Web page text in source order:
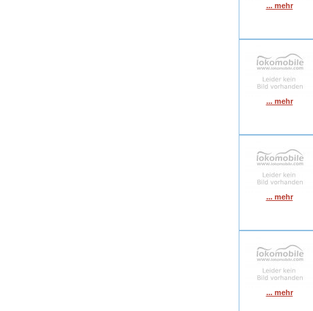
... mehr
... mehr
... mehr
... mehr